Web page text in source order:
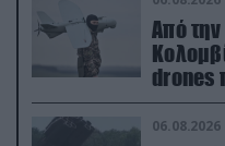
Από την
drones
06.08.2026